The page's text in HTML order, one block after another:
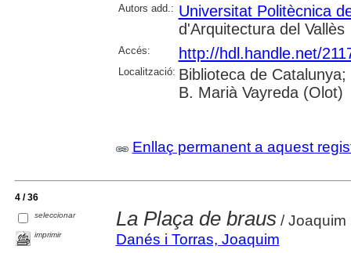
Autors add.: Universitat Politècnica
d'Arquitectura del Vallès
Accés: http://hdl.handle.net/
Localització: Biblioteca de
B. Marià Vayreda (Olot)
Enllaç permanent a aquest
4 / 36
seleccionar
imprimir
La Plaça de braus/ Joaquim
Danés i Torras, Joaquim